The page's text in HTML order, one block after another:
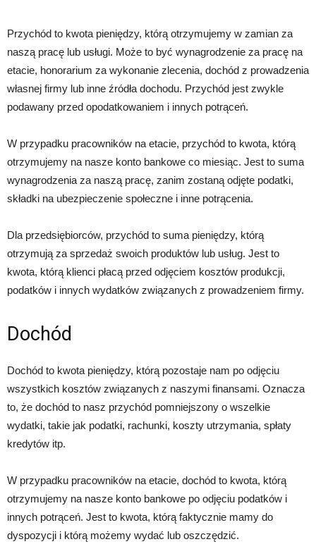
Przychód to kwota pieniędzy, którą otrzymujemy w zamian za
naszą pracę lub usługi. Może to być wynagrodzenie za pracę na
etacie, honorarium za wykonanie zlecenia, dochód z prowadzenia
własnej firmy lub inne źródła dochodu. Przychód jest zwykle
podawany przed opodatkowaniem i innych potrąceń.
W przypadku pracowników na etacie, przychód to kwota, którą
otrzymujemy na nasze konto bankowe co miesiąc. Jest to suma
wynagrodzenia za naszą pracę, zanim zostaną odjęte podatki,
składki na ubezpieczenie społeczne i inne potrącenia.
Dla przedsiębiorców, przychód to suma pieniędzy, którą
otrzymują za sprzedaż swoich produktów lub usług. Jest to
kwota, którą klienci płacą przed odjęciem kosztów produkcji,
podatków i innych wydatków związanych z prowadzeniem firmy.
Dochód
Dochód to kwota pieniędzy, którą pozostaje nam po odjęciu
wszystkich kosztów związanych z naszymi finansami. Oznacza
to, że dochód to nasz przychód pomniejszony o wszelkie
wydatki, takie jak podatki, rachunki, koszty utrzymania, spłaty
kredytów itp.
W przypadku pracowników na etacie, dochód to kwota, którą
otrzymujemy na nasze konto bankowe po odjęciu podatków i
innych potrąceń. Jest to kwota, którą faktycznie mamy do
dyspozycji i którą możemy wydać lub oszczędzić.